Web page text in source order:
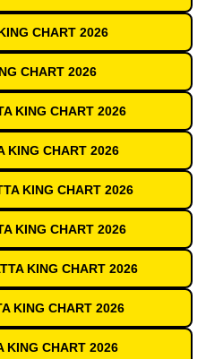
CHART 2026
CHART 2026
KING CHART 2026
KING CHART 2026
KING CHART 2026
KING CHART 2026
KING CHART 2026
KING CHART 2026
KING CHART 2026